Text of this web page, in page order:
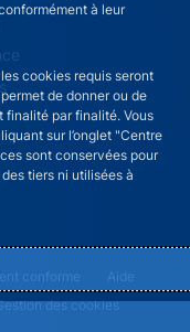
à leur
cookies requis seront
de donner ou de
finalité par finalité. Vous
sur l’onglet "Centre
sont conservées pour
tiers ni utilisées à
conforme
Aide
des cookies